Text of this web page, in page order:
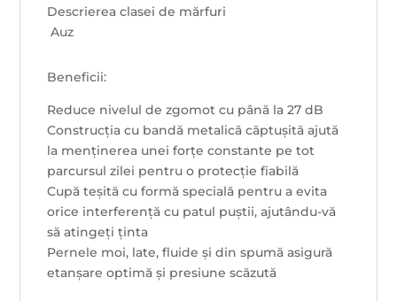
Descrierea clasei de mărfuri
Auz
Beneficii:
Reduce nivelul de zgomot cu până la 27 dB
Construcția cu bandă metalică căptușită ajută
la menținerea unei forțe constante pe tot
parcursul zilei pentru o protecție fiabilă
Cupă teșită cu formă specială pentru a evita
orice interferență cu patul puștii, ajutându-vă
să atingeți ținta
Pernele moi, late, fluide și din spumă asigură
etanșare optimă și presiune scăzută